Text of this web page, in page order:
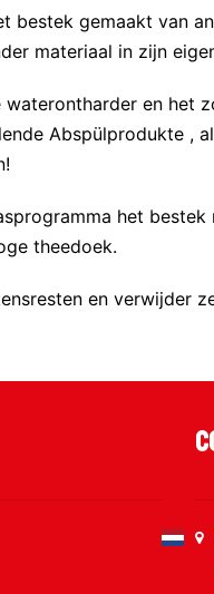
bestek gemaakt van
materiaal in zijn
en het
Abspülprodukte ,
het
theedoek.
en verwijder